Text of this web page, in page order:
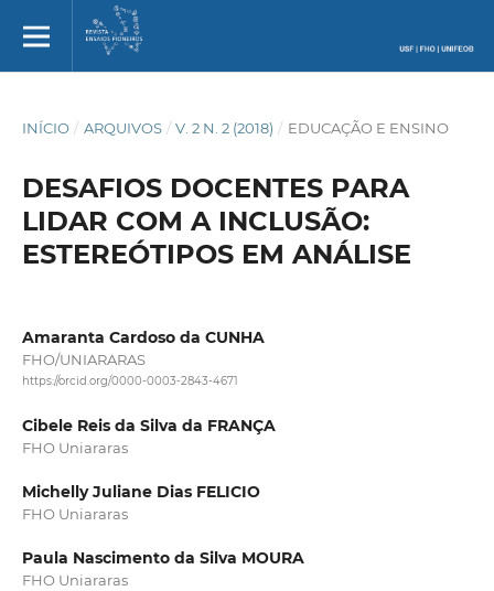
INÍCIO / ARQUIVOS / V. 2 N. 2 (2018) / EDUCAÇÃO E ENSINO
DESAFIOS DOCENTES PARA
LIDAR COM A INCLUSÃO:
ESTEREÓTIPOS EM ANÁLISE
Amaranta Cardoso da CUNHA
FHO/UNIARARAS
https://orcid.org/0000-0003-2843-4671
Cibele Reis da Silva da FRANÇA
FHO Uniararas
Michelly Juliane Dias FELICIO
FHO Uniararas
Paula Nascimento da Silva MOURA
FHO Uniararas